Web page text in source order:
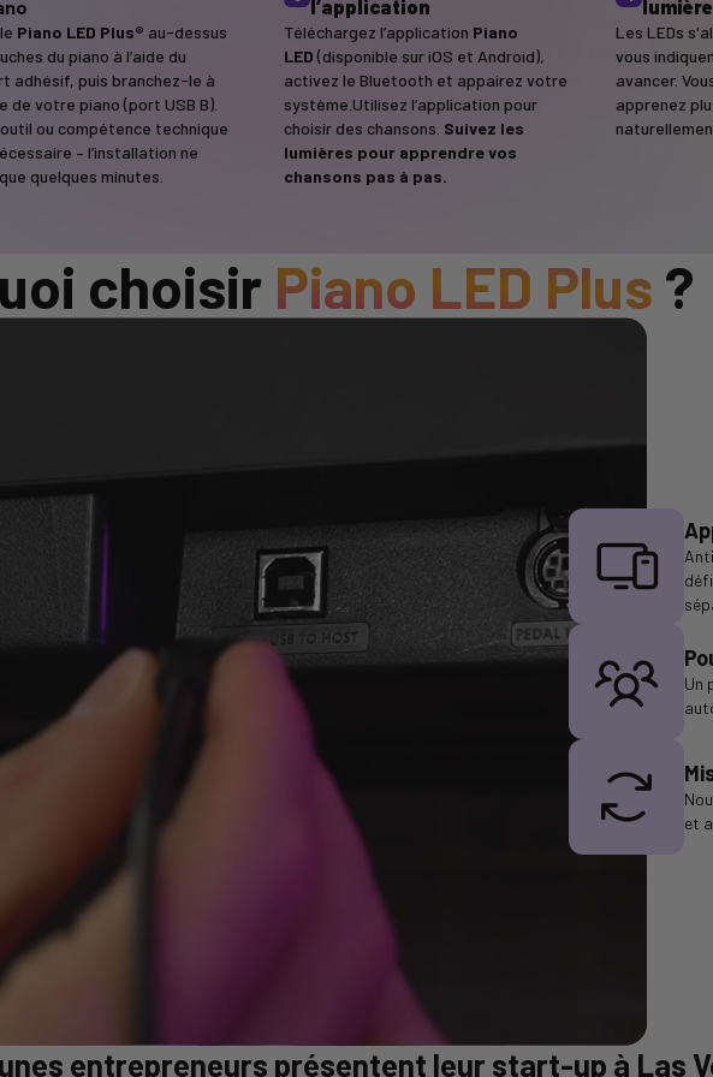
Piano LED Plus® au-dessus
du piano à l’aide du
adhésif, puis branchez-le à
de votre piano (port USB B).
outil ou compétence technique
– l’installation ne
quelques minutes.
l’application
Téléchargez l’application Piano
LED (disponible sur iOS et Android),
activez le Bluetooth et appairez votre
système.Utilisez l’application pour
choisir des chansons. Suivez les
lumières pour apprendre vos
chansons pas à pas.
lumière
Les LEDs
vous
avancer.
apprenez
choisir Piano LED Plus ?
Un
et
entrepreneurs présentent leur start-up à Las